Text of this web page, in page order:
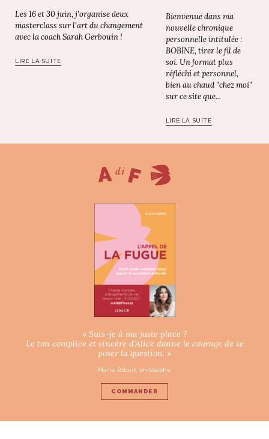
Les 16 et 30 juin, j'organise deux
masterclass sur l'art du changement
avec la coach Sarah Gerbouin !
LIRE LA SUITE
Bienvenue dans ma
nouvelle chronique
personnelle intitulée :
BOBINE, tirer le fil de
soi. Un format plus
réfléchi et personnel,
bien au chaud "chez moi"
sur ce site que...
LIRE LA SUITE
« Suis-je à ma juste place ?
Le ton complice et sincère d’Alice donne le courage de se
poser la question. »
Marie Robert, philosophe
COMMANDER